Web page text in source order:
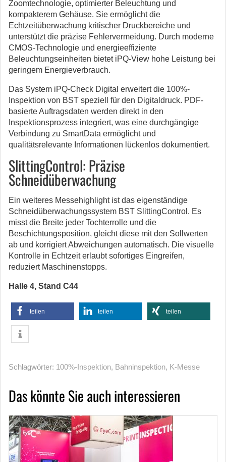
Zoomtechnologie, optimierter Beleuchtung und
kompakterem Gehäuse. Sie ermöglicht die
Echtzeitüberwachung kritischer Druckbereiche und
unterstützt die präzise Fehlervermeidung. Durch moderne
CMOS-Technologie und energieeffiziente
Beleuchtungseinheiten bietet iPQ-View hohe Leistung bei
geringem Energieverbrauch.
Das System iPQ-Check Digital erweitert die 100%-
Inspektion von BST speziell für den Digitaldruck. PDF-
basierte Auftragsdaten werden direkt in den
Inspektionsprozess integriert, was eine durchgängige
Verbindung zu SmartData ermöglicht und
qualitätsrelevante Informationen lückenlos dokumentiert.
SlittingControl: Präzise
Schneidüberwachung
Ein weiteres Messehighlight ist das eigenständige
Schneidüberwachungssystem BST SlittingControl. Es
misst die Breite jeder Tochterrolle und die
Beschichtungsposition, gleicht diese mit den Sollwerten
ab und korrigiert Abweichungen automatisch. Die visuelle
Kontrolle in Echtzeit erlaubt sofortiges Eingreifen,
reduziert Maschinenstopps.
Halle 4, Stand C44
teilen teilen teilen
Schlagwörter: 100%-Inspektion, Bahninspektion, K-Messe
Das könnte Sie auch interessieren